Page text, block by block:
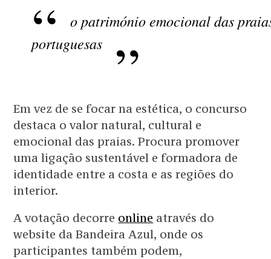
o património emocional das
portuguesas
Em vez de se focar na estética, o concurso
destaca o valor natural, cultural e
emocional das praias. Procura promover
uma ligação sustentável e formadora de
identidade entre a costa e as regiões do
interior.
A votação decorre online através do
website da Bandeira Azul, onde os
participantes também podem,